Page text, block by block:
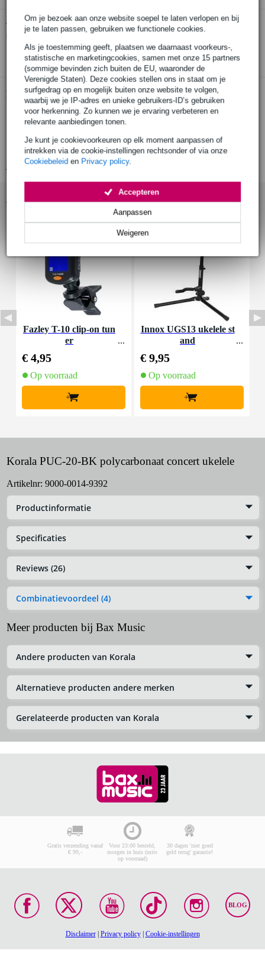
Om je bezoek aan onze website soepel te laten verlopen en bij
je te laten passen, gebruiken we functionele cookies.
Als je toestemming geeft, plaatsen we daarnaast voorkeurs-,
statistische en marketingcookies, samen met onze 15 partners
(sommige bevinden zich buiten de EU, waaronder de
Verenigde Staten). Deze cookies stellen ons in staat om je
surfgedrag op en mogelijk buiten onze website te volgen,
waarbij we je IP-adres en unieke gebruikers-ID’s gebruiken
voor herkenning. Zo kunnen we je ervaring verbeteren en
relevante aanbiedingen tonen.
Je kunt je cookievoorkeuren op elk moment aanpassen of
intrekken via de cookie-instellingen rechtsonder of via onze
Cookiebeleid en Privacy policy.
Weigeren
Aanpassen
Accepteren
Twijfel je of deKorala PUC-20-BK polycarbonaat concert
ukelele bij je past? Doe de check.
Start de check
Productinformatie
polycarbonaat ukele voor beginners
materiaal: polycarbonaat
Bekijk alle productspecificaties
Accessoires (7)
Fazley T-10 clip-on tun
er
€ 4,95
Op voorraad
+
Innox UGS13 ukelele st
and
€ 9,95
Op voorraad
+
Korala PUC-20-BK polycarbonaat concert ukelele
Artikelnr: 9000-0014-9392
Productinformatie
Specificaties
Reviews (26)
Combinatievoordeel (4)
Meer producten bij Bax Music
Andere producten van Korala
Alternatieve producten andere merken
Gerelateerde producten van Korala
Gratis verzending vanaf
€ 99,-
Voor 23:00 besteld,
morgen in huis (mits
op voorraad)
30 dagen 'niet goed
geld terug' garantie!
BLOG
Disclaimer| Privacy policy| Cookie-instellingen